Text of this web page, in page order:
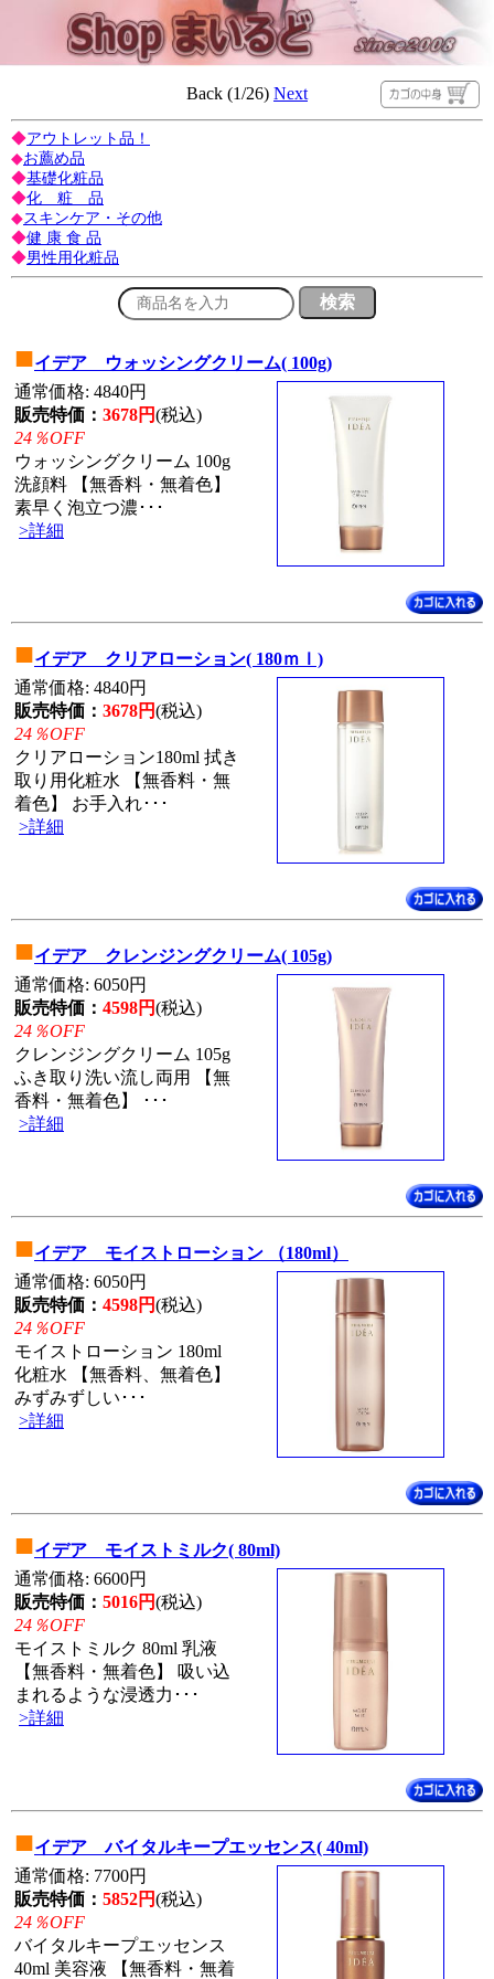
Back (1/26) Next
◆アウトレット品！
◆お薦め品
◆基礎化粧品
◆化 粧 品
◆スキンケア・その他
◆健 康 食 品
◆男性用化粧品
■イデア ウォッシングクリーム( 100g)
通常価格: 4840円
販売特価： 3678円(税込)
24％OFF
ウォッシングクリーム 100g
洗顔料 【無香料・無着色】
素早く泡立つ濃･･･
>詳細
■イデア クリアローション( 180ｍｌ)
通常価格: 4840円
販売特価： 3678円(税込)
24％OFF
クリアローション180ml 拭き
取り用化粧水 【無香料・無
着色】 お手入れ･･･
>詳細
■イデア クレンジングクリーム( 105g)
通常価格: 6050円
販売特価： 4598円(税込)
24％OFF
クレンジングクリーム 105g
ふき取り洗い流し両用 【無
香料・無着色】 ･･･
>詳細
■イデア モイストローション （180ml）
通常価格: 6050円
販売特価： 4598円(税込)
24％OFF
モイストローション 180ml
化粧水 【無香料、無着色】
みずみずしい･･･
>詳細
■イデア モイストミルク( 80ml)
通常価格: 6600円
販売特価： 5016円(税込)
24％OFF
モイストミルク 80ml 乳液
【無香料・無着色】 吸い込
まれるような浸透力･･･
>詳細
■イデア バイタルキープエッセンス( 40ml)
通常価格: 7700円
販売特価： 5852円(税込)
24％OFF
バイタルキープエッセンス
40ml 美容液 【無香料・無着